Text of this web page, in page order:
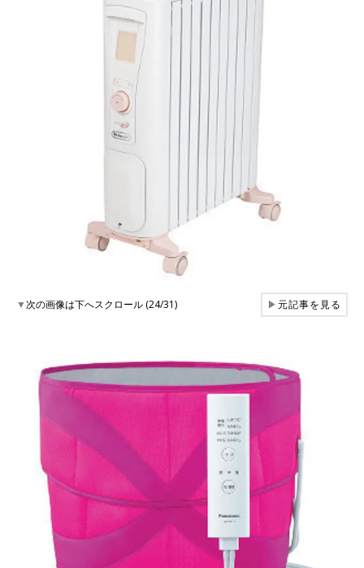
▼次の画像は下へスクロール (24/31) ▶元記事を見る